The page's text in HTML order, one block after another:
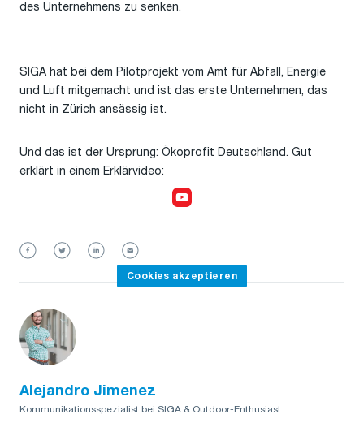
des Unternehmens zu senken.
SIGA hat bei dem Pilotprojekt vom Amt für Abfall, Energie
und Luft mitgemacht und ist das erste Unternehmen, das
nicht in Zürich ansässig ist.
Und das ist der Ursprung: Ökoprofit Deutschland. Gut
erklärt in einem Erklärvideo:
Cookies akzeptieren
Alejandro Jimenez
Kommunikationsspezialist bei SIGA & Outdoor-Enthusiast